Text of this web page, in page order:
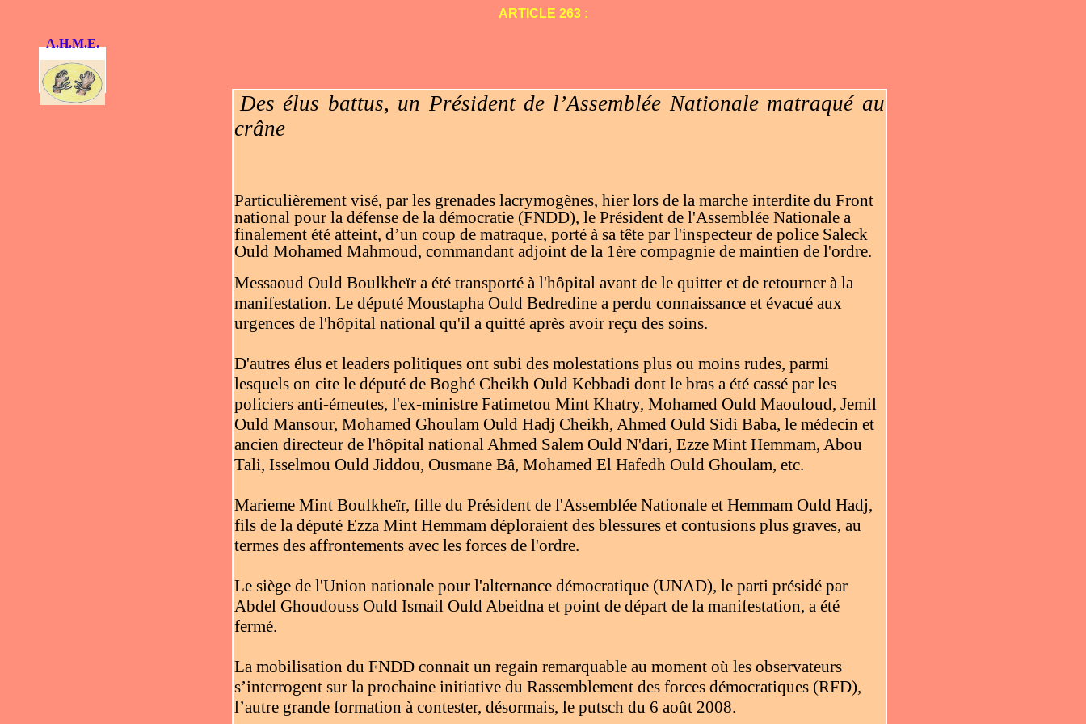
A.H.M.E.
ARTICLE 263 :
Des élus battus, un Président de l’Assemblée Nationale matraqué au
crâne
Particulièrement visé, par les grenades lacrymogènes, hier lors de la marche interdite du Front
national pour la défense de la démocratie (FNDD), le Président de l'Assemblée Nationale a
finalement été atteint, d’un coup de matraque, porté à sa tête par l'inspecteur de police Saleck
Ould Mohamed Mahmoud, commandant adjoint de la 1ère compagnie de maintien de l'ordre.
Messaoud Ould Boulkheïr a été transporté à l'hôpital avant de le quitter et de retourner à la
manifestation. Le député Moustapha Ould Bedredine a perdu connaissance et évacué aux
urgences de l'hôpital national qu'il a quitté après avoir reçu des soins.
D'autres élus et leaders politiques ont subi des molestations plus ou moins rudes, parmi
lesquels on cite le député de Boghé Cheikh Ould Kebbadi dont le bras a été cassé par les
policiers anti-émeutes, l'ex-ministre Fatimetou Mint Khatry, Mohamed Ould Maouloud, Jemil
Ould Mansour, Mohamed Ghoulam Ould Hadj Cheikh, Ahmed Ould Sidi Baba, le médecin et
ancien directeur de l'hôpital national Ahmed Salem Ould N'dari, Ezze Mint Hemmam, Abou
Tali, Isselmou Ould Jiddou, Ousmane Bâ, Mohamed El Hafedh Ould Ghoulam, etc.
Marieme Mint Boulkheïr, fille du Président de l'Assemblée Nationale et Hemmam Ould Hadj,
fils de la député Ezza Mint Hemmam déploraient des blessures et contusions plus graves, au
termes des affrontements avec les forces de l'ordre.
Le siège de l'Union nationale pour l'alternance démocratique (UNAD), le parti présidé par
Abdel Ghoudouss Ould Ismail Ould Abeidna et point de départ de la manifestation, a été
fermé.
La mobilisation du FNDD connait un regain remarquable au moment où les observateurs
s’interrogent sur la prochaine initiative du Rassemblement des forces démocratiques (RFD),
l’autre grande formation à contester, désormais, le putsch du 6 août 2008.